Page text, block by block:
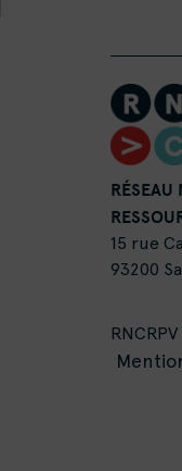
RÉSEAU
15 rue
93200